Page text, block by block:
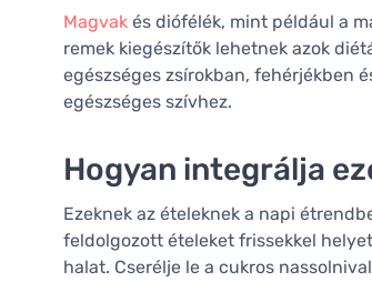
Magvak és diófélék, mint például a
remek kiegészítők lehetnek azok
egészséges zsírokban, fehérjékben
egészséges szívhez.
Hogyan integrálja
Ezeknek az ételeknek a napi
feldolgozott ételeket frissekkel
halat. Cserélje le a cukros